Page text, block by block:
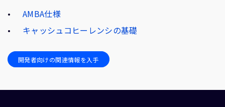
AMBA仕様
キャッシュコヒーレンシの基礎
開発者向けの関連情報を入手